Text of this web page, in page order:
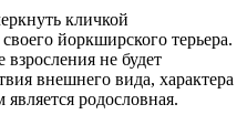
кличкой
йоркширского терьера.
не будет
внешнего вида, характера
родословная.